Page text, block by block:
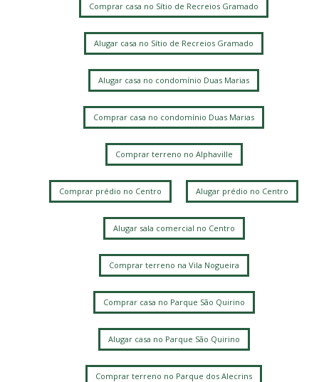
Comprar casa no Sítio de Recreios Gramado
Alugar casa no Sítio de Recreios Gramado
Alugar casa no condomínio Duas Marias
Comprar casa no condomínio Duas Marias
Comprar terreno no Alphaville
Comprar prédio no Centro Alugar prédio no Centro
Alugar sala comercial no Centro
Comprar terreno na Vila Nogueira
Comprar casa no Parque São Quirino
Alugar casa no Parque São Quirino
Comprar terreno no Parque dos Alecrins